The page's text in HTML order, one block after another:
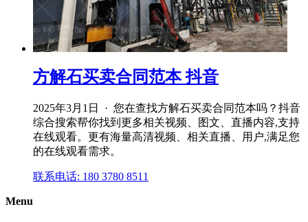
方解石买卖合同范本 抖音
2025年3月1日 · 您在查找方解石买卖合同范本吗？抖音
综合搜索帮你找到更多相关视频、图文、直播内容,支持
在线观看。更有海量高清视频、相关直播、用户,满足您
的在线观看需求。
联系电话: 180 3780 8511
Menu